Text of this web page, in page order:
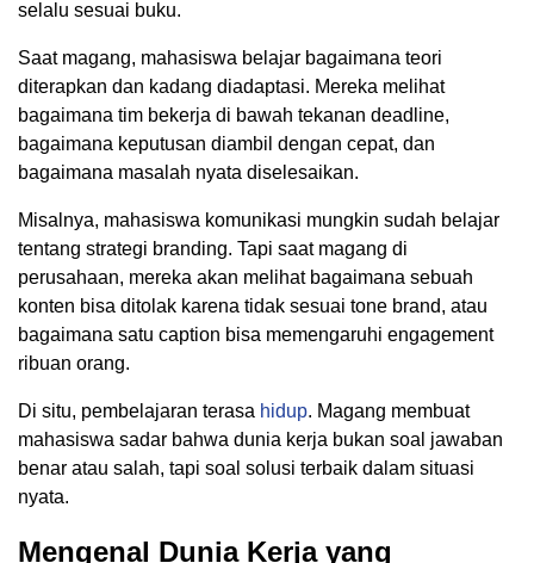
selalu sesuai buku.
Saat magang, mahasiswa belajar bagaimana teori
diterapkan dan kadang diadaptasi. Mereka melihat
bagaimana tim bekerja di bawah tekanan deadline,
bagaimana keputusan diambil dengan cepat, dan
bagaimana masalah nyata diselesaikan.
Misalnya, mahasiswa komunikasi mungkin sudah belajar
tentang strategi branding. Tapi saat magang di
perusahaan, mereka akan melihat bagaimana sebuah
konten bisa ditolak karena tidak sesuai tone brand, atau
bagaimana satu caption bisa memengaruhi engagement
ribuan orang.
Di situ, pembelajaran terasa hidup. Magang membuat
mahasiswa sadar bahwa dunia kerja bukan soal jawaban
benar atau salah, tapi soal solusi terbaik dalam situasi
nyata.
Mengenal Dunia Kerja yang